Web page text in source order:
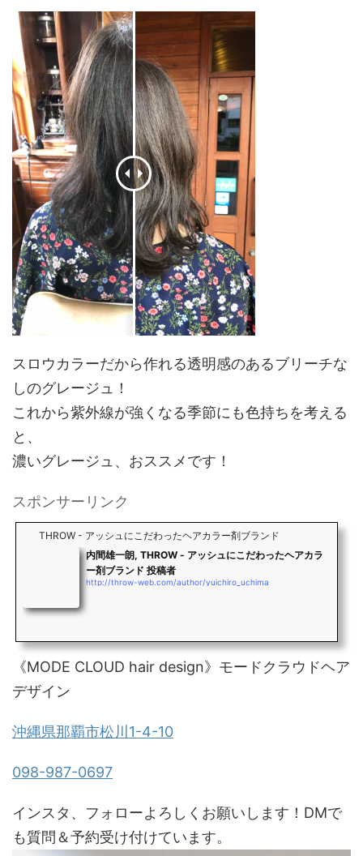
スロウカラーだから作れる透明感のあるブリーチな
しのグレージュ！
これから紫外線が強くなる季節にも色持ちを考える
と、
濃いグレージュ、おススメです！
スポンサーリンク
THROW - アッシュにこだわったヘアカラー剤ブランド
内間雄一朗, THROW - アッシュにこだわったヘアカラ
ー剤ブランド 投稿者
http://throw-web.com/author/yuichiro_uchima
《MODE CLOUD hair design》モードクラウドヘア
デザイン
沖縄県那覇市松川1-4-10
098-987-0697
インスタ、フォローよろしくお願いします！DMで
も質問＆予約受け付けています。